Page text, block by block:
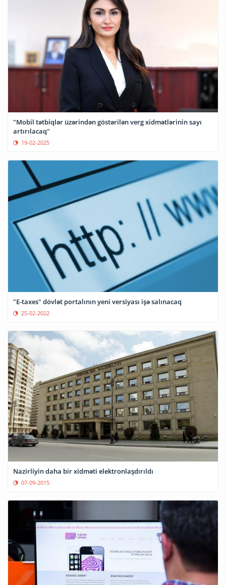
"Mobil tətbiqlər üzərindən göstərilən verg xidmətlərinin sayı
artırılacaq"
19-02-2025
"E-taxes" dövlət portalının yeni versiyası işə salınacaq
25-02-2022
Nazirliyin daha bir xidməti elektronlaşdırıldı
07-09-2015